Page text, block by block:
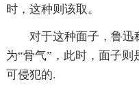
时，这种则该取。
对于这种面子，鲁迅
为“骨气”，此时，面子
可侵犯的.